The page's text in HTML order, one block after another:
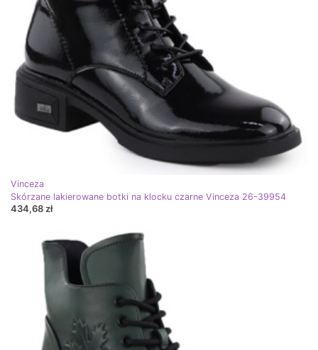
Vinceza
Skórzane lakierowane botki na klocku czarne Vinceza 26-39954
434,68 zł